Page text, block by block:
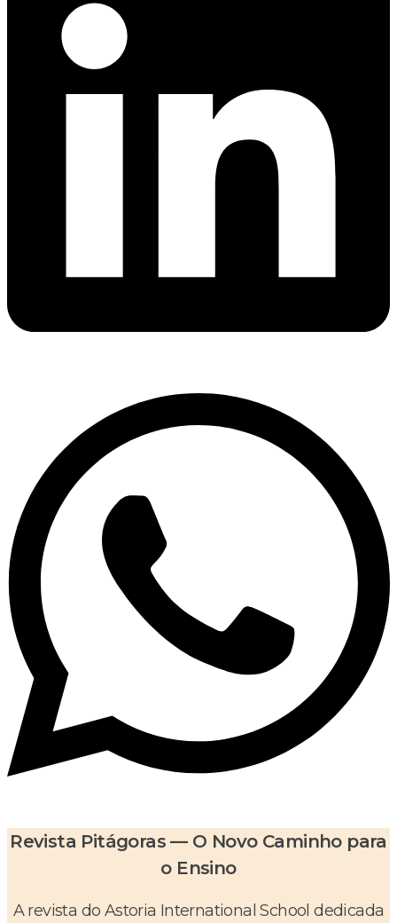
Revista Pitágoras — O Novo Caminho para
o Ensino
A revista do Astoria International School dedicada